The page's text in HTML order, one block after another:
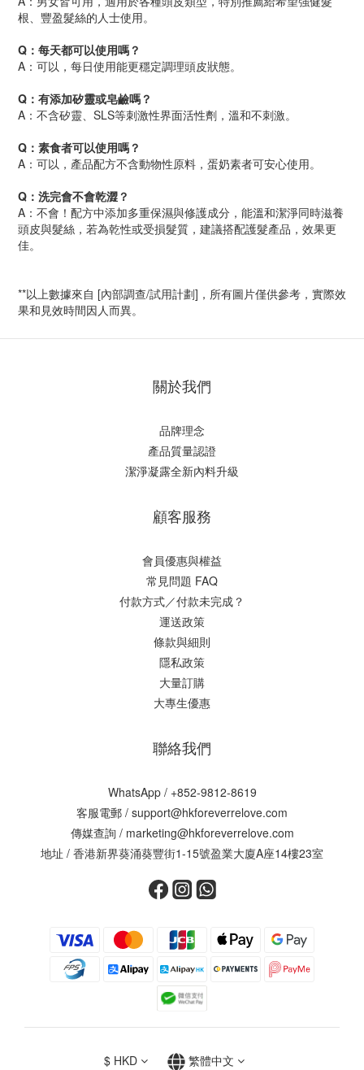
根、豐盈髮絲的人士使用。
Q：每天都可以使用嗎？
A：可以，每日使用能更穩定調理頭皮狀態。
Q：有添加矽靈或皂鹼嗎？
A：不含矽靈、SLS等刺激性界面活性劑，溫和不刺激。
Q：素食者可以使用嗎？
A：可以，產品配方不含動物性原料，蛋奶素者可安心使用。
Q：洗完會不會乾澀？
A：不會！配方中添加多重保濕與修護成分，能溫和潔淨同時滋養
頭皮與髮絲，若為乾性或受損髮質，建議搭配護髮產品，效果更
佳。
**以上數據來自 [內部調查/試用計劃]，所有圖片僅供參考，實際效
果和見效時間因人而異。
關於我們
品牌理念
產品質量認證
潔淨凝露全新內料升級
顧客服務
會員優惠與權益
常見問題 FAQ
付款方式／付款未完成？
運送政策
條款與細則
隱私政策
大量訂購
大專生優惠
聯絡我們
WhatsApp / +852-9812-8619
客服電郵 / support@hkforeverrelove.com
傳媒查詢 / marketing@hkforeverrelove.com
地址 / 香港新界葵涌葵豐街1-15號盈業大廈A座14樓23室
$ HKD 繁體中文